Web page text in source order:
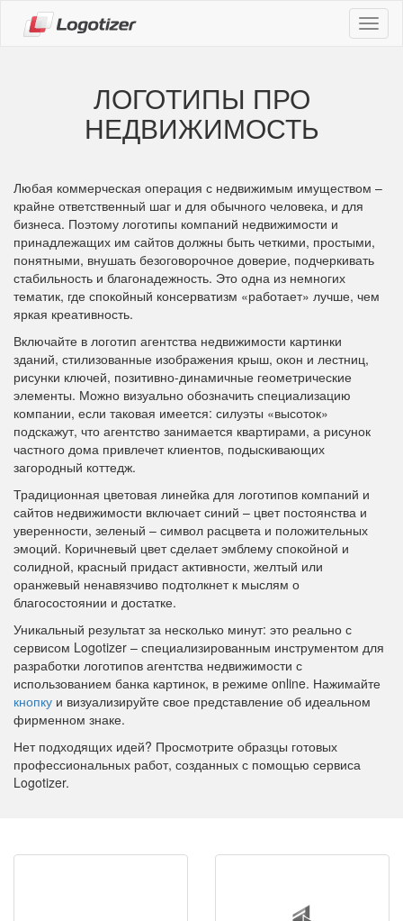
ЛОГОТИПЫ ПРО
НЕДВИЖИМОСТЬ
Любая коммерческая операция с недвижимым имуществом –
крайне ответственный шаг и для обычного человека, и для
бизнеса. Поэтому логотипы компаний недвижимости и
принадлежащих им сайтов должны быть четкими, простыми,
понятными, внушать безоговорочное доверие, подчеркивать
стабильность и благонадежность. Это одна из немногих
тематик, где спокойный консерватизм «работает» лучше, чем
яркая креативность.
Включайте в логотип агентства недвижимости картинки
зданий, стилизованные изображения крыш, окон и лестниц,
рисунки ключей, позитивно-динамичные геометрические
элементы. Можно визуально обозначить специализацию
компании, если таковая имеется: силуэты «высоток»
подскажут, что агентство занимается квартирами, а рисунок
частного дома привлечет клиентов, подыскивающих
загородный коттедж.
Традиционная цветовая линейка для логотипов компаний и
сайтов недвижимости включает синий – цвет постоянства и
уверенности, зеленый – символ расцвета и положительных
эмоций. Коричневый цвет сделает эмблему спокойной и
солидной, красный придаст активности, желтый или
оранжевый ненавязчиво подтолкнет к мыслям о
благосостоянии и достатке.
Уникальный результат за несколько минут: это реально с
сервисом Logotizer – специализированным инструментом для
разработки логотипов агентства недвижимости с
использованием банка картинок, в режиме online. Нажимайте
кнопку и визуализируйте свое представление об идеальном
фирменном знаке.
Нет подходящих идей? Просмотрите образцы готовых
профессиональных работ, созданных с помощью сервиса
Logotizer.